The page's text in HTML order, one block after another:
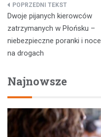
Nawigacja
wpisu
Dwoje pijanych kierowców
zatrzymanych w Płońsku –
niebezpieczne poranki i noce
na drogach
Najnowsze